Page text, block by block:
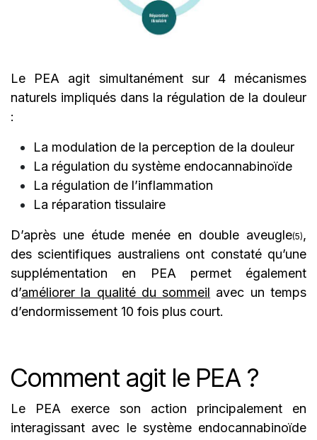
Le PEA agit simultanément sur 4 mécanismes
naturels impliqués dans la régulation de la douleur
:
La modulation de la perception de la douleur
La régulation du système endocannabinoïde
La régulation de l’inflammation
La réparation tissulaire
D’après une étude menée en double aveugle(5),
des scientifiques australiens ont constaté qu’une
supplémentation en PEA permet également
d’améliorer la qualité du sommeil avec un temps
d’endormissement 10 fois plus court.
Comment agit le PEA ?
Le PEA exerce son action principalement en
interagissant avec le système endocannabinoïde